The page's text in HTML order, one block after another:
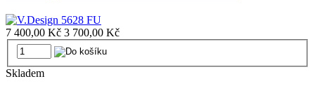
7 400,00 Kč 3 700,00 Kč
Skladem